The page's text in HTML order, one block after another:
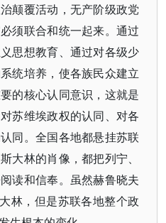
颠覆活动，无产阶级政党
须联合和统一起来。通过
思想教育、通过对各级少
统培养，使各族民众建立
的核心认同意识，这就是
苏维埃政权的认同、对各
同。全国各地都悬挂苏联
大林的肖像，都把列宁、
读和信奉。虽然赫鲁晓夫
林，但是苏联各地整个政